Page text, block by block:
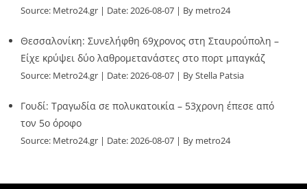
Source: Metro24.gr Date: 2026-08-07 By metro24
Θεσσαλονίκη: Συνελήφθη 69χρονος στη Σταυρούπολη –
Είχε κρύψει δύο λαθρομετανάστες στο πορτ μπαγκάζ
Source: Metro24.gr Date: 2026-08-07 By Stella Patsia
Γουδί: Τραγωδία σε πολυκατοικία – 53χρονη έπεσε από
τον 5ο όροφο
Source: Metro24.gr Date: 2026-08-07 By metro24